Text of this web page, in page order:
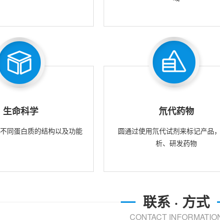
生命科学
同蛋白质的结构以及功能
氘代药物
圆通过使用氘代试剂来标记产品
析、研发药物
联系 · 方式
CONTACT